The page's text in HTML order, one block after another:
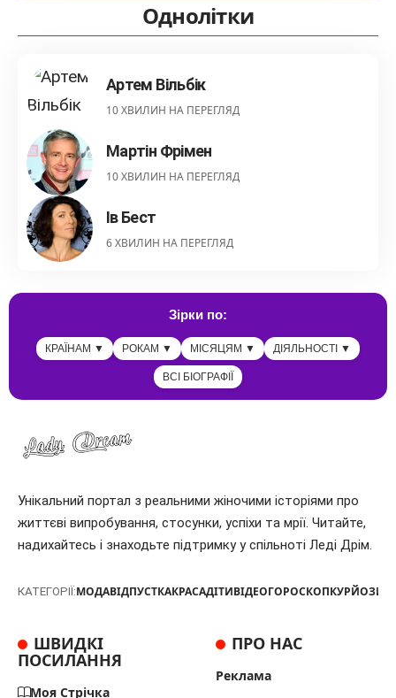
Однолітки
Артем Вільбік
10 ХВИЛИН НА ПЕРЕГЛЯД
Мартін Фрімен
10 ХВИЛИН НА ПЕРЕГЛЯД
Ів Бест
6 ХВИЛИН НА ПЕРЕГЛЯД
Зірки по:
КРАЇНАМ ▼ РОКАМ ▼ МІСЯЦЯМ ▼ ДІЯЛЬНОСТІ ▼
ВСІ БІОГРАФІЇ
Унікальний портал з реальними жіночими історіями про
життєві випробування, стосунки, успіхи та мрії. Читайте,
надихайтесь і знаходьте підтримку у спільноті Леді Дрім.
КАТЕГОРІЇ:МОДАВІДПУСТКАКРАСАДІТИВІДЕОГОРОСКОПКУРЙОЗИ
ШВИДКІ
ПОСИЛАННЯ
Моя Стрічка
ПРО НАС
Реклама